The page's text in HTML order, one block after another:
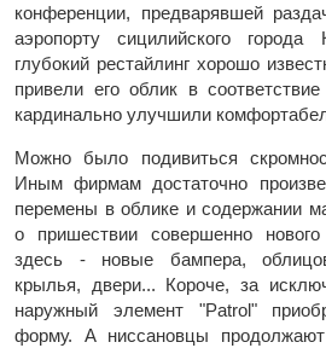
конференции, предварявшей
аэропорту сицилийского
глубокий рестайлинг хорошо
привели его облик в
кардинально улучшили
Можно было подивиться
Иным фирмам достаточно
перемены в облике и содержании
о пришествии совершенно
здесь - новые бампера,
крылья, двери... Короче, за
наружный элемент "Patrol"
форму. А ниссановцы